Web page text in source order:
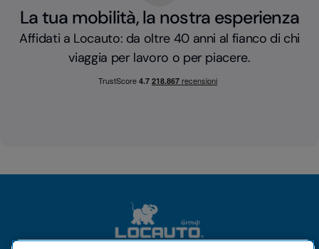
La tua mobilità, la nostra esperienza
Affidati a Locauto: da oltre 40 anni al fianco di chi
viaggia per lavoro o per piacere.